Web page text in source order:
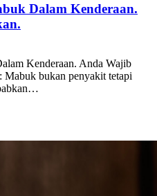
Dalam Kenderaan.
Kenderaan. Anda Wajib
bukan penyakit tetapi